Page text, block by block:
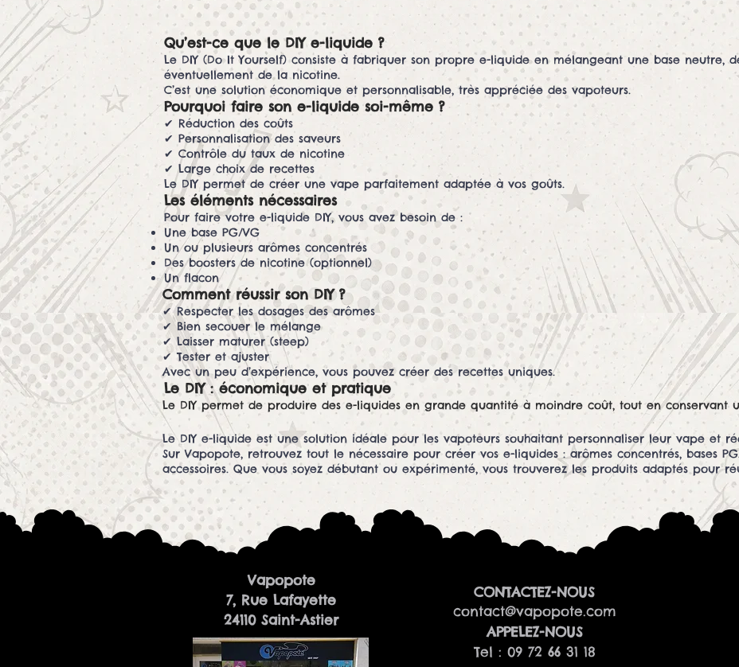
Qu’est-ce que le DIY e-liquide ?
Le DIY (Do It Yourself) consiste à fabriquer son propre e-liquide en mélangeant une base neutre,
éventuellement de la nicotine.
C’est une solution économique et personnalisable, très appréciée des vapoteurs.
Pourquoi faire son e-liquide soi-même ?
✔ Réduction des coûts
✔ Personnalisation des saveurs
✔ Contrôle du taux de nicotine
✔ Large choix de recettes
Le DIY permet de créer une vape parfaitement adaptée à vos goûts.
Les éléments nécessaires
Pour faire votre e-liquide DIY, vous avez besoin de :
Une base PG/VG
Un ou plusieurs arômes concentrés
Des boosters de nicotine (optionnel)
Un flacon
Comment réussir son DIY ?
✔ Respecter les dosages des arômes
✔ Bien secouer le mélange
✔ Laisser maturer (steep)
✔ Tester et ajuster
Avec un peu d’expérience, vous pouvez créer des recettes uniques.
Le DIY : économique et pratique
Le DIY permet de produire des e-liquides en grande quantité à moindre coût, tout en conservant
Le DIY e-liquide est une solution idéale pour les vapoteurs souhaitant personnaliser leur vape et
Sur Vapopote, retrouvez tout le nécessaire pour créer vos e-liquides : arômes concentrés, bases
accessoires. Que vous soyez débutant ou expérimenté, vous trouverez les produits adaptés pour
Vapopote
7, Rue Lafayette
24110 Saint-Astier
CONTACTEZ-NOUS
contact@vapopote.com
​APPELEZ-NOUS
Tel : 09 72 66 31 18